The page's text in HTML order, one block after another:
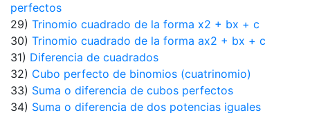
perfectos
29) Trinomio cuadrado de la forma x2 + bx + c
30) Trinomio cuadrado de la forma ax2 + bx + c
31) Diferencia de cuadrados
32) Cubo perfecto de binomios (cuatrinomio)
33) Suma o diferencia de cubos perfectos
34) Suma o diferencia de dos potencias iguales